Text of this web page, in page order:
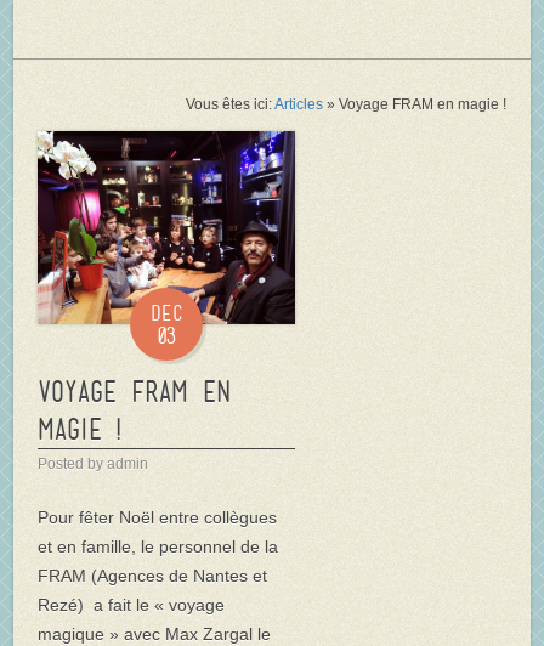
Vous êtes ici:Articles» Voyage FRAM en magie !
Dec
03
Voyage FRAM en
magie !
Posted by admin
Pour fêter Noël entre collègues
et en famille, le personnel de la
FRAM (Agences de Nantes et
Rezé) a fait le « voyage
magique » avec Max Zargal le